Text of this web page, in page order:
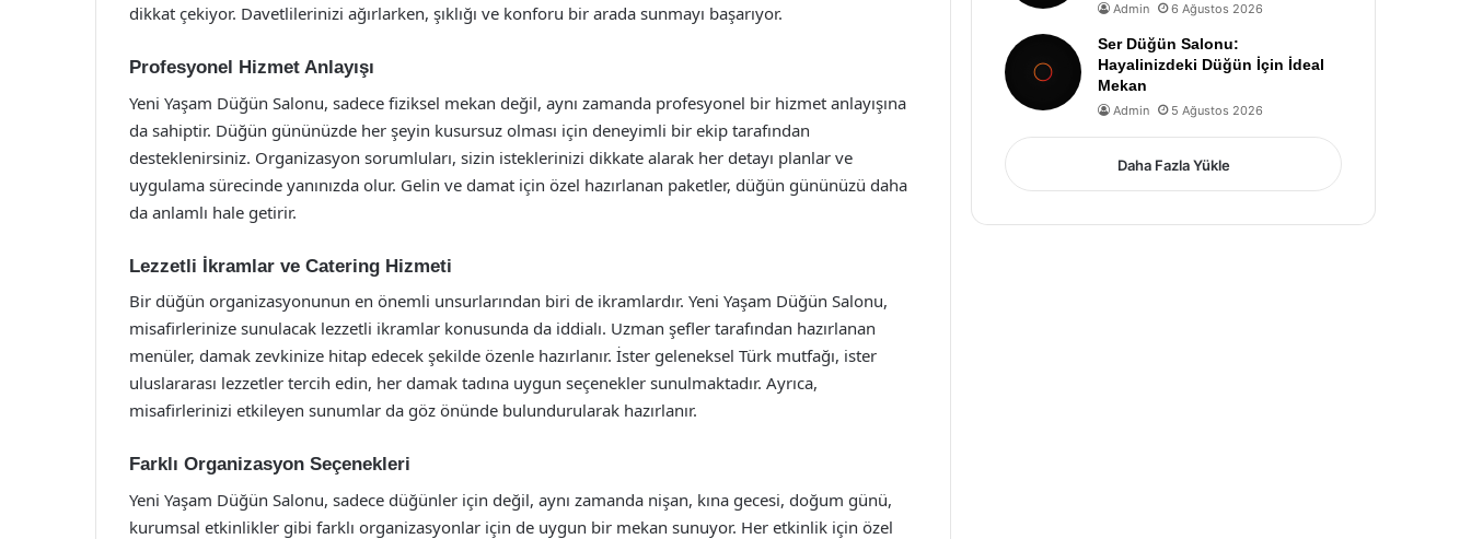
dikkat çekiyor. Davetlilerinizi ağırlarken, şıklığı ve konforu bir arada sunmayı başarıyor.
Profesyonel Hizmet Anlayışı
Yeni Yaşam Düğün Salonu, sadece fiziksel mekan değil, aynı zamanda profesyonel bir hizmet anlayışına
da sahiptir. Düğün gününüzde her şeyin kusursuz olması için deneyimli bir ekip tarafından
desteklenirsiniz. Organizasyon sorumluları, sizin isteklerinizi dikkate alarak her detayı planlar ve
uygulama sürecinde yanınızda olur. Gelin ve damat için özel hazırlanan paketler, düğün gününüzü daha
da anlamlı hale getirir.
Lezzetli İkramlar ve Catering Hizmeti
Bir düğün organizasyonunun en önemli unsurlarından biri de ikramlardır. Yeni Yaşam Düğün Salonu,
misafirlerinize sunulacak lezzetli ikramlar konusunda da iddialı. Uzman şefler tarafından hazırlanan
menüler, damak zevkinize hitap edecek şekilde özenle hazırlanır. İster geleneksel Türk mutfağı, ister
uluslararası lezzetler tercih edin, her damak tadına uygun seçenekler sunulmaktadır. Ayrıca,
misafirlerinizi etkileyen sunumlar da göz önünde bulundurularak hazırlanır.
Farklı Organizasyon Seçenekleri
Yeni Yaşam Düğün Salonu, sadece düğünler için değil, aynı zamanda nişan, kına gecesi, doğum günü,
kurumsal etkinlikler gibi farklı organizasyonlar için de uygun bir mekan sunuyor. Her etkinlik için özel
Admin 6 Ağustos 2026
Ser Düğün Salonu:
Hayalinizdeki Düğün İçin İdeal
Mekan
Admin 5 Ağustos 2026
Daha Fazla Yükle